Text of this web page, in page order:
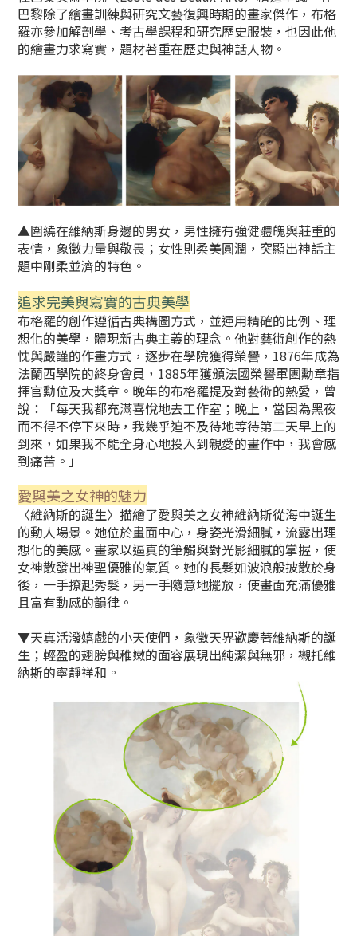
巴黎除了繪畫訓練與研究文藝復興時期的畫家傑作，布格
羅亦參加解剖學、考古學課程和研究歷史服裝，也因此他
的繪畫力求寫實，題材著重在歷史與神話人物。
▲圍繞在維納斯身邊的男女，男性擁有強健體魄與莊重的
表情，象徵力量與敬畏；女性則柔美圓潤，突顯出神話主
題中剛柔並濟的特色。
追求完美與寫實的古典美學
布格羅的創作遵循古典構圖方式，並運用精確的比例、理
想化的美學，體現新古典主義的理念。他對藝術創作的熱
忱與嚴謹的作畫方式，逐步在學院獲得榮譽，1876年成為
法蘭西學院的終身會員，1885年獲頒法國榮譽軍團勳章指
揮官勳位及大獎章。晚年的布格羅提及對藝術的熱愛，曾
說：「每天我都充滿喜悅地去工作室；晚上，當因為黑夜
而不得不停下來時，我幾乎迫不及待地等待第二天早上的
到來，如果我不能全身心地投入到親愛的畫作中， 我會感
到痛苦。」
愛與美之女神的魅力
〈維納斯的誕生〉描繪了愛與美之女神維納斯從海中誕生
的動人場景。 她位於畫面中心，身姿光滑細膩，流露出理
想化的美感。畫家以逼真的筆觸與對光影細膩的掌握，使
女神散發出神聖優雅的氣質。她的長髮如波浪般披散於身
後，一手撩起秀髮，另一手隨意地擺放，使畫面充滿優雅
且富有動感的韻律。
▼天真活潑嬉戲的小天使們，象徵天界歡慶著維納斯的誕
生；輕盈的翅膀與稚嫩的面容展現出純潔與無邪，襯托維
納斯的寧靜祥和。